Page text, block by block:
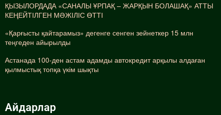
ҚЫЗЫЛОРДАДА «САНАЛЫ ҰРПАҚ – ЖАРҚЫН БОЛАШАҚ» АТТЫ
КЕҢЕЙТІЛГЕН МӘЖІЛІС ӨТТІ
«Қарғысты қайтарамыз» дегенге сенген зейнеткер 15 млн
теңгеден айырылды
Астанада 100-ден астам адамды автокредит арқылы алдаған
қылмыстық топқа үкім шықты
Айдарлар